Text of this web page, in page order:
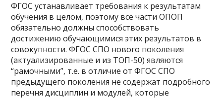
ФГОС устанавливает требования к результатам
обучения в целом, поэтому все части ОПОП
обязательно должны способствовать
достижению обучающимися этих результатов в
совокупности. ФГОС СПО нового поколения
(актуализированные и из ТОП-50) являются
“рамочными”, т.е. в отличие от ФГОС СПО
предыдущего поколения не содержат подробного
перечня дисциплин и модулей, которые